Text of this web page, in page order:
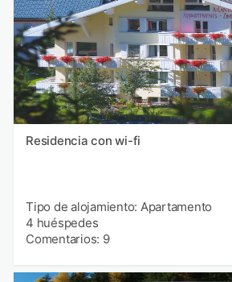
Residencia con wi-fi
Tipo de alojamiento: Apartamento
4 huéspedes
Comentarios: 9